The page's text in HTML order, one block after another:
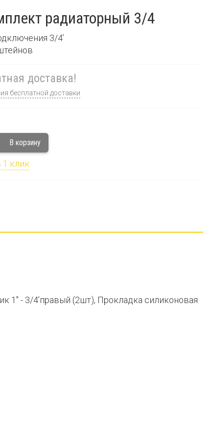
радиаторный 3/4
3/4’
доставка!
бесплатной доставки
1 клик
1" - 3/4’правый (2шт), Прокладка силиконовая